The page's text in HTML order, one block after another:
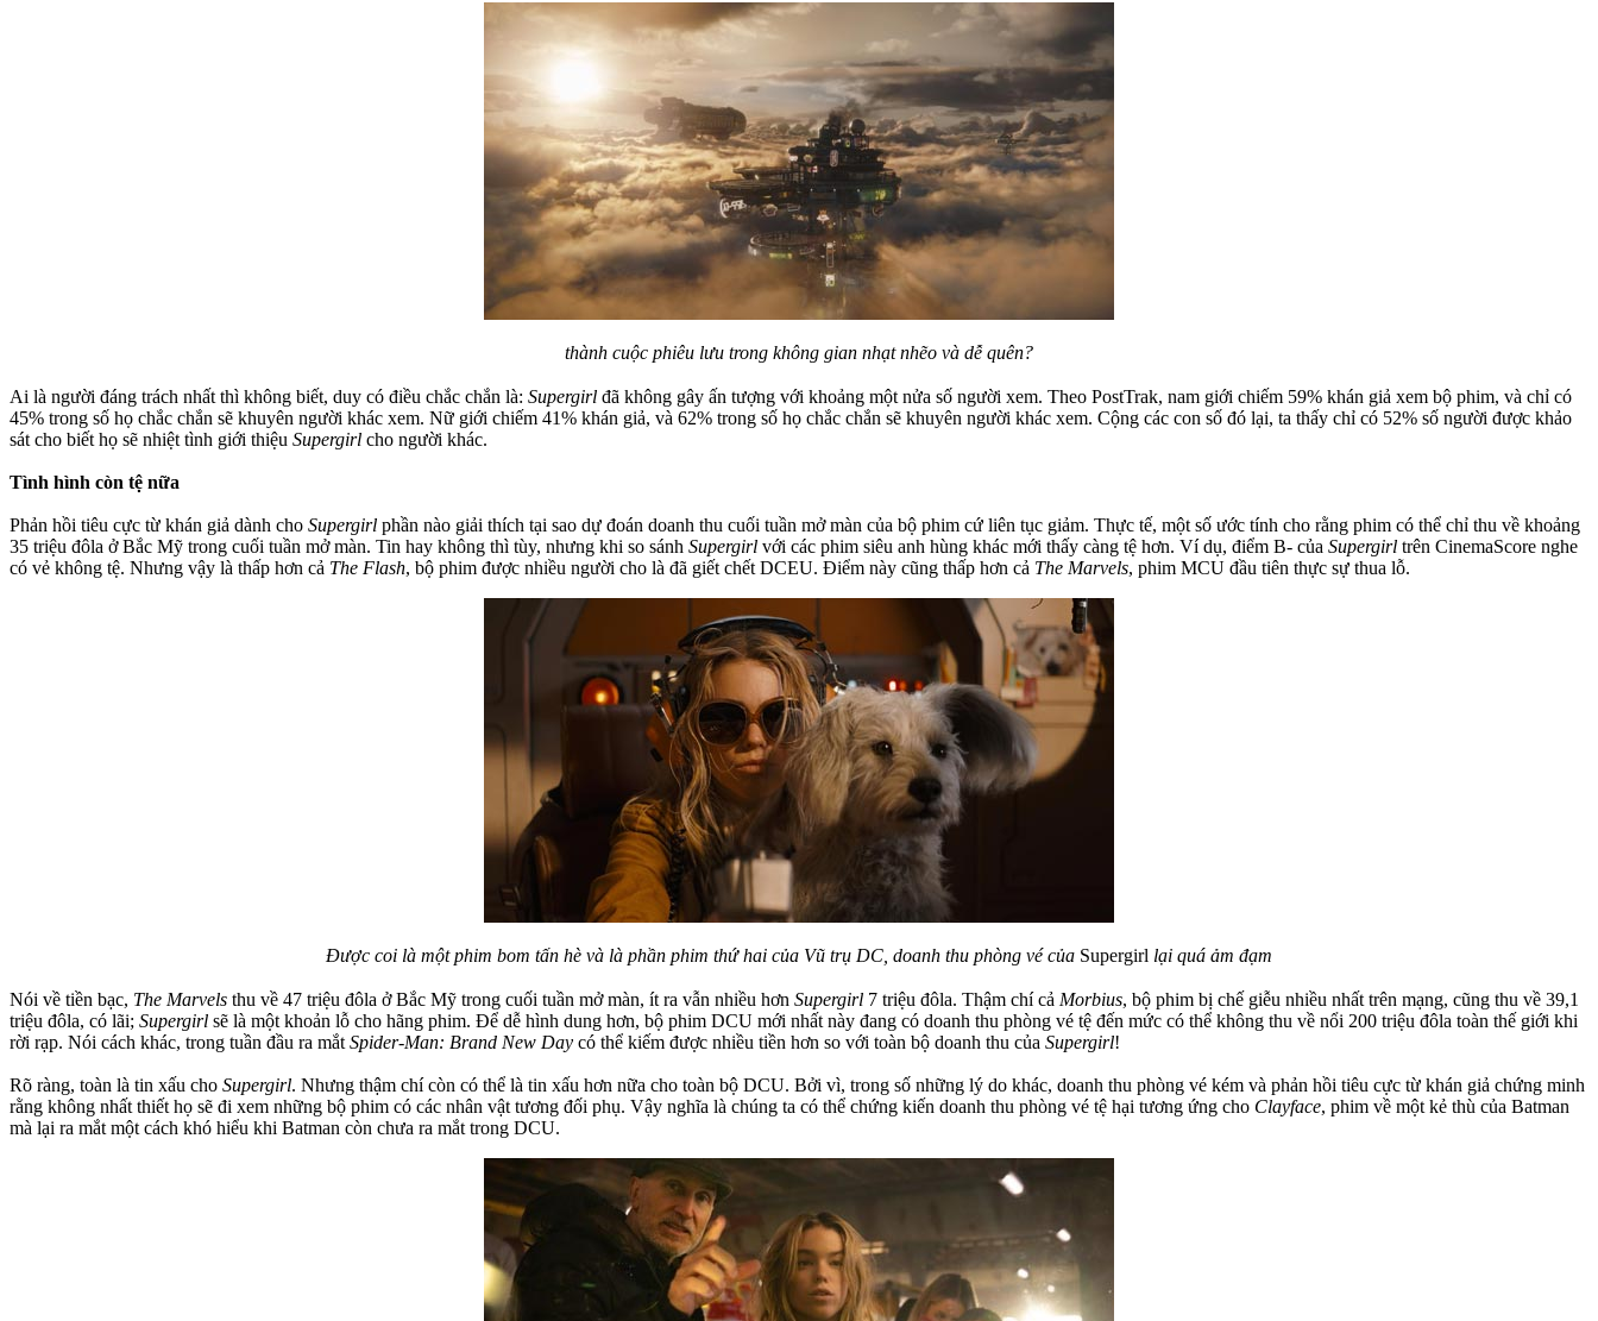
thành cuộc phiêu lưu trong không gian nhạt nhẽo và dễ quên?
Ai là người đáng trách nhất thì không biết, duy có điều chắc chắn là: Supergirl đã không gây ấn tượng với khoảng một nửa số người xem. Theo PostTrak, nam giới chiếm 59% khán giả xem bộ phim, và chỉ có
45% trong số họ chắc chắn sẽ khuyên người khác xem. Nữ giới chiếm 41% khán giả, và 62% trong số họ chắc chắn sẽ khuyên người khác xem. Cộng các con số đó lại, ta thấy chỉ có 52% số người được khảo
sát cho biết họ sẽ nhiệt tình giới thiệu Supergirl cho người khác.
Tình hình còn tệ nữa
Phản hồi tiêu cực từ khán giả dành cho Supergirl phần nào giải thích tại sao dự đoán doanh thu cuối tuần mở màn của bộ phim cứ liên tục giảm. Thực tế, một số ước tính cho rằng phim có thể chỉ thu về khoảng
35 triệu đôla ở Bắc Mỹ trong cuối tuần mở màn. Tin hay không thì tùy, nhưng khi so sánh Supergirl với các phim siêu anh hùng khác mới thấy càng tệ hơn. Ví dụ, điểm B- của Supergirl trên CinemaScore nghe
có vẻ không tệ. Nhưng vậy là thấp hơn cả The Flash, bộ phim được nhiều người cho là đã giết chết DCEU. Điểm này cũng thấp hơn cả The Marvels, phim MCU đầu tiên thực sự thua lỗ.
Được coi là một phim bom tấn hè và là phần phim thứ hai của Vũ trụ DC, doanh thu phòng vé của Supergirl lại quá ảm đạm
Nói về tiền bạc, The Marvels thu về 47 triệu đôla ở Bắc Mỹ trong cuối tuần mở màn, ít ra vẫn nhiều hơn Supergirl 7 triệu đôla. Thậm chí cả Morbius, bộ phim bị chế giễu nhiều nhất trên mạng, cũng thu về 39,1
triệu đôla, có lãi; Supergirl sẽ là một khoản lỗ cho hãng phim. Để dễ hình dung hơn, bộ phim DCU mới nhất này đang có doanh thu phòng vé tệ đến mức có thể không thu về nổi 200 triệu đôla toàn thế giới khi
rời rạp. Nói cách khác, trong tuần đầu ra mắt Spider-Man: Brand New Day có thể kiếm được nhiều tiền hơn so với toàn bộ doanh thu của Supergirl!
Rõ ràng, toàn là tin xấu cho Supergirl. Nhưng thậm chí còn có thể là tin xấu hơn nữa cho toàn bộ DCU. Bởi vì, trong số những lý do khác, doanh thu phòng vé kém và phản hồi tiêu cực từ khán giả chứng minh
rằng không nhất thiết họ sẽ đi xem những bộ phim có các nhân vật tương đối phụ. Vậy nghĩa là chúng ta có thể chứng kiến doanh thu phòng vé tệ hại tương ứng cho Clayface, phim về một kẻ thù của Batman
mà lại ra mắt một cách khó hiểu khi Batman còn chưa ra mắt trong DCU.